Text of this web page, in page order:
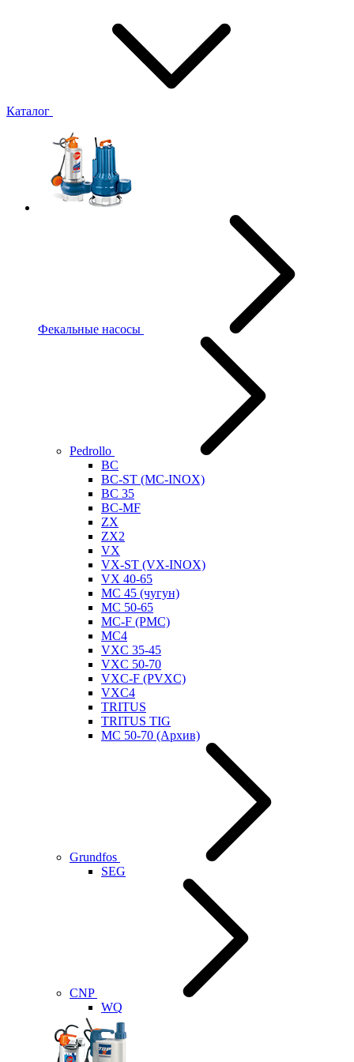
Каталог
Фекальные насосы
Pedrollo
BC
BC-ST (MC-INOX)
BC 35
BC-MF
ZX
ZX2
VX
VX-ST (VX-INOX)
VX 40-65
MC 45 (чугун)
MC 50-65
MC-F (PMC)
MC4
VXC 35-45
VXC 50-70
VXC-F (PVXC)
VXC4
TRITUS
TRITUS TIG
MC 50-70 (Архив)
Grundfos
SEG
CNP
WQ